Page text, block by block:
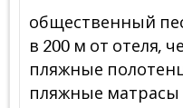
общественный
в 200 м от отеля,
пляжные
пляжные